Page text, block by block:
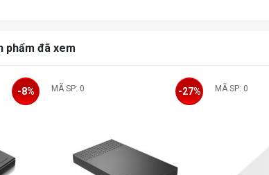
phẩm đã xem
-8% MÃ SP: 0 -27% MÃ SP: 0